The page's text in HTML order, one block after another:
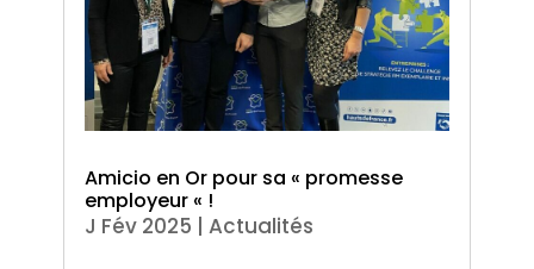
Amicio en Or pour sa « promesse
employeur « !
J Fév 2025 | Actualités